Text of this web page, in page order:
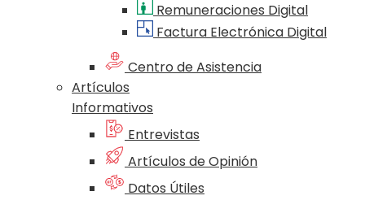
Remuneraciones Digital
Factura Electrónica Digital
Centro de Asistencia
Artículos
Informativos
Entrevistas
Artículos de Opinión
Datos Útiles